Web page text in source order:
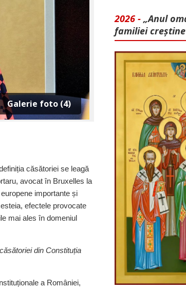
Galerie foto (4)
căsătoriei se leagă
avocat în Bruxelles la
importante și
efectele provocate
mai ales în domeniul
din Con­sti­tuția
a României,
2026 - „Anul
familiei